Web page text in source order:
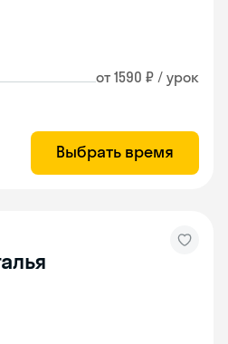
от 1590 ₽ / урок
Выбрать время